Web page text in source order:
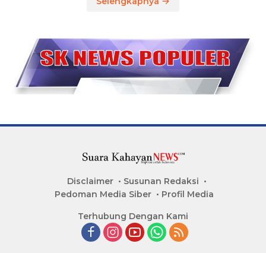
Disclaimer
Susunan Redaksi
Pedoman Media Siber
Profil Media
Terhubung Dengan Kami